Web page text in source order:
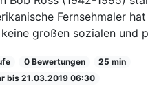
Fernsehmaler
großen sozialen und
0 Bewertungen
25 min
bis 21.03.2019 06:30